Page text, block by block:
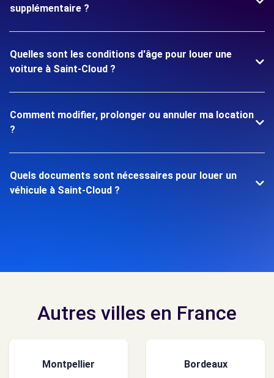
supplémentaire ?
Quelles sont les conditions d'âge pour louer une
voiture à Saint-Cloud ?
Comment modifier, prolonger ou annuler ma location
?
Quels documents sont nécessaires pour louer un
véhicule à Saint-Cloud ?
Autres villes en France
Montpellier Bordeaux